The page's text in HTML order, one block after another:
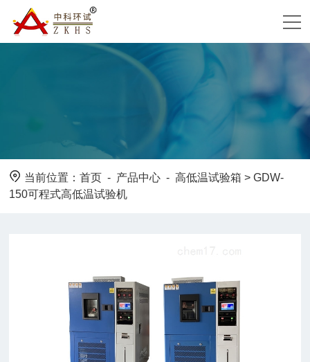
当前位置：首页 - 产品中心 -高低温试验箱 > GDW-
150可程式高低温试验机